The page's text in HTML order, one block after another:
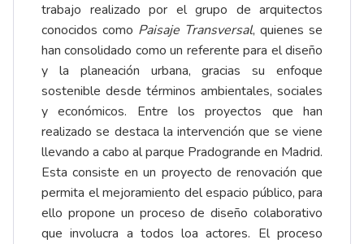
trabajo realizado por el grupo de arquitectos
conocidos como Paisaje Transversal, quienes se
han consolidado como un referente para el diseño
y la planeación urbana, gracias su enfoque
sostenible desde términos ambientales, sociales
y económicos. Entre los proyectos que han
realizado se destaca la intervención que se viene
llevando a cabo al parque Pradogrande en Madrid.
Esta consiste en un proyecto de renovación que
permita el mejoramiento del espacio público, para
ello propone un proceso de diseño colaborativo
que involucra a todos loa actores. El proceso